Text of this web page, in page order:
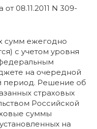
08.11.2011 N 309-
сумм ежегодно
с учетом уровня
на очередной
период. Решение об
страховых
Российской
суммы
на